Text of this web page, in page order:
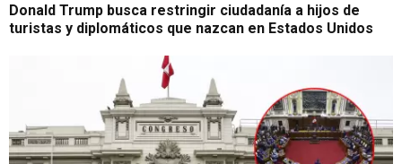
Donald Trump busca restringir ciudadanía a hijos de
turistas y diplomáticos que nazcan en Estados Unidos